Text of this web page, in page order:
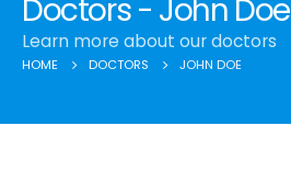
Doctors - John Doe
Learn more about our doctors
HOME DOCTORS JOHN DOE